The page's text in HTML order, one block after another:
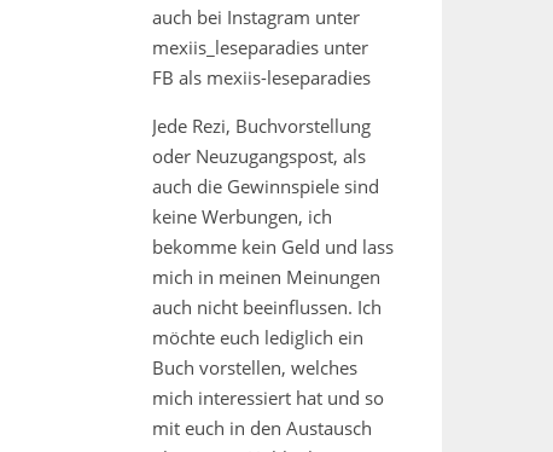
auch bei Instagram unter
mexiis_leseparadies unter
FB als mexiis-leseparadies
Jede Rezi, Buchvorstellung
oder Neuzugangspost, als
auch die Gewinnspiele sind
keine Werbungen, ich
bekomme kein Geld und lass
mich in meinen Meinungen
auch nicht beeinflussen. Ich
möchte euch lediglich ein
Buch vorstellen, welches
mich interessiert hat und so
mit euch in den Austausch